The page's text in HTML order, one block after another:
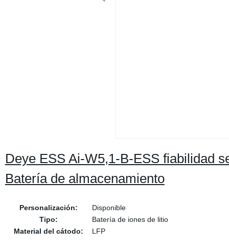
Deye ESS Ai-W5,1-B-ESS fiabilidad
Batería de almacenamiento
Personalización:
Disponible
Tipo:
Batería de iones de litio
Material del cátodo:
LFP